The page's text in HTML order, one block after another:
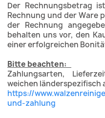
Der Rechnungsbetrag
Rechnung und der Ware
der Rechnung
behalten uns vor, den
einer erfolgreichen
Bitte beachten:
Zahlungsarten,
weichen länderspezifisch
https://
und-zahlung